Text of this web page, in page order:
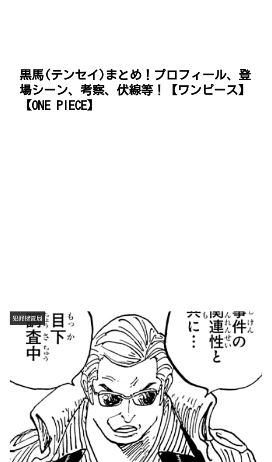
黒馬(テンセイ)まとめ！プロフィール、登
場シーン、考察、伏線等！【ワンピース】
【ONE PIECE】
犯罪捜査局